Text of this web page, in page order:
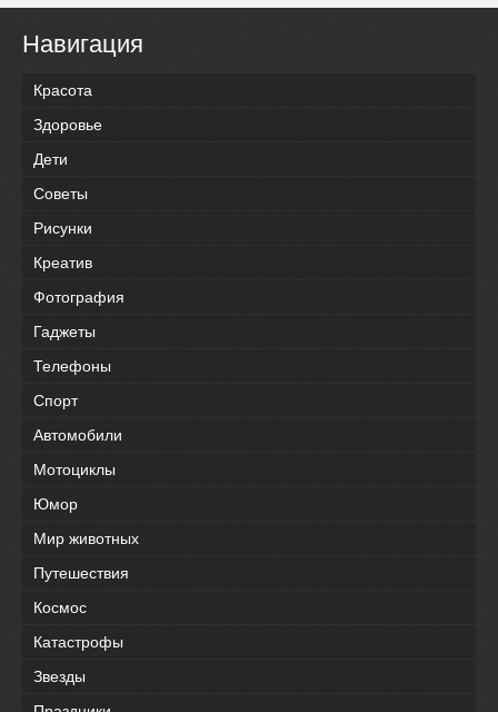
Навигация
Красота
Здоровье
Дети
Советы
Рисунки
Креатив
Фотография
Гаджеты
Телефоны
Спорт
Автомобили
Мотоциклы
Юмор
Мир животных
Путешествия
Космос
Катастрофы
Звезды